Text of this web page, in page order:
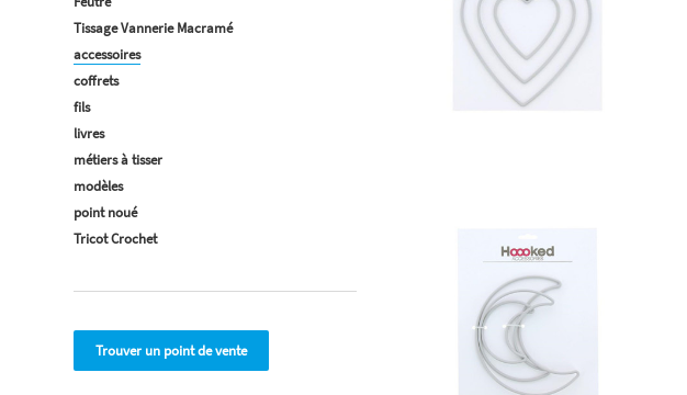
Tissage Vannerie Macramé
accessoires
coffrets
fils
livres
métiers à tisser
modèles
point noué
Tricot Crochet
Trouver un point de vente